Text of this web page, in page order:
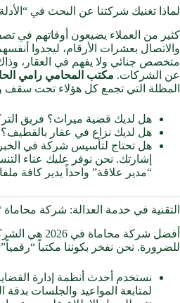
لماذا تغنيك شركتنا عن البحث في
كثير من العملاء يضيعون أوقاتهم في
والاتصال بعشرات الأرقام، ليجدوا
متخصص جنائي ولا يفهم في العقار،
عن الشركات. مكتب المحامي رامي
المظلة التي تجمع كل هؤلاء تحت سقف
هل لديك قضية ميراث؟ فريق
هل لديك نزاع في عقار بالقطيف؟
هل تحتاج لتأسيس شركة في
إشارتك. نحن نوفر عليك عناء
“مدير علاقة” واحداً يدير كافة
التقنية في خدمة العدالة: شركة محاماة
أفضل شركة
للضرورة. نحن نفخر بكوننا مكتباً “رقمياً”
لمتابعة المواعيد والجلسات بدقة